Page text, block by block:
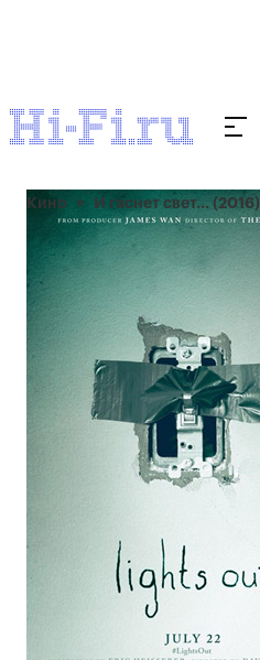
Кино И гаснет свет... (2016)